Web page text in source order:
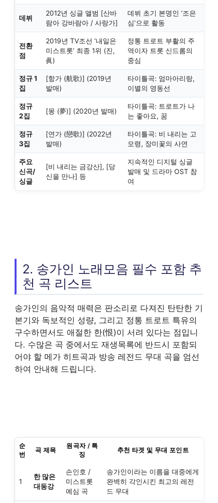
데뷔
2012년 싱글 앨범 [산바
람아 강바람아 / 사랑가]
데뷔 초기 본명인 ‘조은
심’으로 활동
전환
점
2019년 TV조선 ‘내일은
미스트롯’ 최종 1위 (진,
眞)
정통 트로트 부활의 주
역이자 트롯 신드롬의
중심
정규 1
집
[항가 (航歌)] (2019년
발매)
타이틀곡: 엄마아리랑,
이별의 영동선
정규
2집
[몽 (夢)] (2020년 발매)
타이틀곡: 트로트가 나
는 좋아요, 꿈
정규
3집
[연가 (戀歌)] (2022년
발매)
타이틀곡: 비 내리는 고
모령, 장미꽃의 사연
주요
신곡/
싱글
[비 내리는 금강산], [당
신을 만나] 등
지속적인 디지털 싱글
발매 및 드라마 OST 참
여
2. 송가인 노래모음 필수 포함 추
천 곡 리스트
송가인의 음악적 매력은 판소리로 다져진 탄탄한 기
본기와 독보적인 성량, 그리고 정통 트로트 특유의
구수하면서도 애절한 한(恨)이 서려 있다는 점입니
다. 수많은 곡 중에서도 재생목록에 반드시 포함되
어야 할 메가 히트곡과 방송 레전드 무대 곡을 엄선
하여 안내해 드립니다.
순
번
곡 제목
원곡자 / 특
징
추천 타겟 및 무대 포인트
1
한 많은
대동강
손인호 /
미스트롯
예심 곡
송가인이라는 이름을 대중에게
완벽히 각인시킨 최고의 레전
드 무대